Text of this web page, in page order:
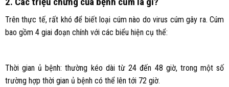
Trên thực tế, rất khó để biết loại cúm nào do virus cúm gây ra. Cúm
bao gồm 4 giai đoạn chính với các biểu hiện cụ thể:
Thời gian ủ bệnh: thường kéo dài từ 24 đến 48 giờ, trong một số
trường hợp thời gian ủ bệnh có thể lên tới 72 giờ.